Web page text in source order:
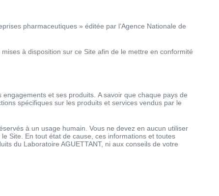
pharmaceutiques » éditée par l’Agence Nationale de
à disposition sur ce Site afin de le mettre en conformité
et ses produits. A savoir que chaque pays de
spécifiques sur les produits et services vendus par le
à un usage humain. Vous ne devez en aucun utiliser
Site. En tout état de cause, ces informations et toutes
du Laboratoire AGUETTANT, ni aux conseils de votre